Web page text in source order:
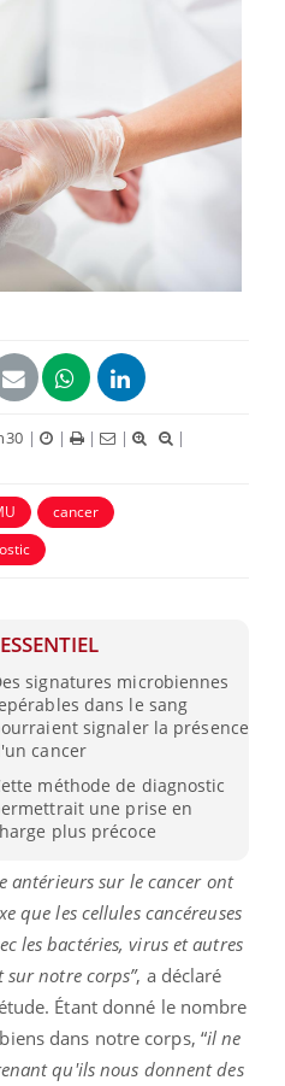
| | | |
|
cancer
signatures microbiennes
dans le sang
signaler la présence
cancer
méthode de diagnostic
une prise en
plus précoce
antérieurs sur le cancer ont
que les cellules cancéreuses
les bactéries, virus et autres
notre corps”, a déclaré
Étant donné le nombre
dans notre corps, “il ne
qu'ils nous donnent des